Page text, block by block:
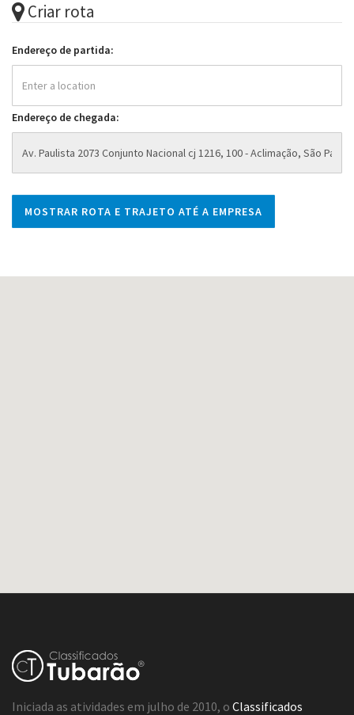
Criar rota
Endereço de partida:
Endereço de chegada:
Iniciada as atividades em julho de 2010, o Classificados